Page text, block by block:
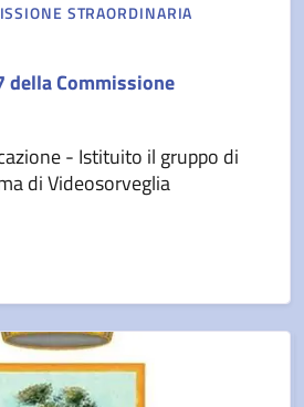
STRAORDINARIA
della Commissione
- Istituito il gruppo di
di Videosorveglia